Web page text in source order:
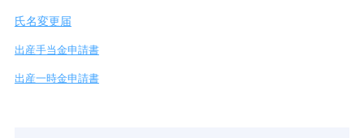
氏名変更届
出産手当金申請書
出産一時金申請書